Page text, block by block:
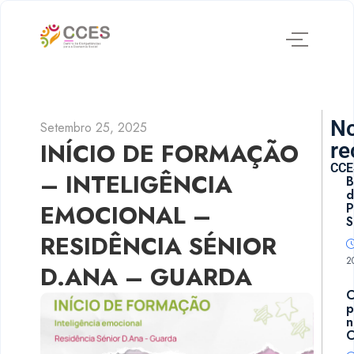
Setembro 25, 2025
INÍCIO DE FORMAÇÃO
– INTELIGÊNCIA
EMOCIONAL –
RESIDÊNCIA SÉNIOR
D.ANA – GUARDA